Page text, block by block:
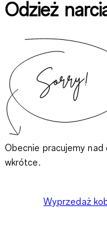
Odzież
Obecnie pracujemy
wkrótce.
Wyprzedaż